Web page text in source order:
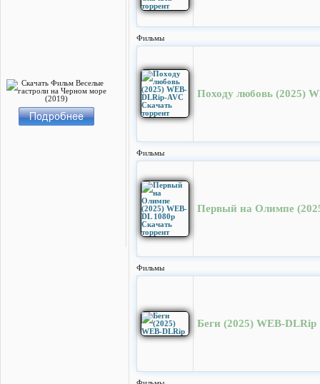
Фильмы
Походу любовь (2025)
Фильмы
Первый на Олимпе
Фильмы
Беги (2025) WEB-DLRip